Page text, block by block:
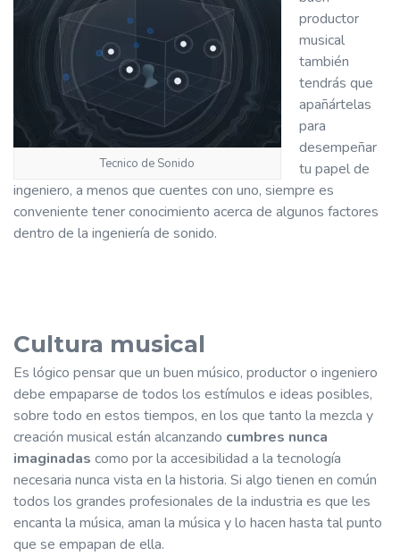
Tecnico de Sonido
productor
musical
también
tendrás que
apañártelas
para
desempeñar
tu papel de
ingeniero, a menos que cuentes con uno, siempre es
conveniente tener conocimiento acerca de algunos factores
dentro de la ingeniería de sonido.
Cultura musical
Es lógico pensar que un buen músico, productor o ingeniero
debe empaparse de todos los estímulos e ideas posibles,
sobre todo en estos tiempos, en los que tanto la mezcla y
creación musical están alcanzando cumbres nunca
imaginadas como por la accesibilidad a la tecnología
necesaria nunca vista en la historia. Si algo tienen en común
todos los grandes profesionales de la industria es que les
encanta la música, aman la música y lo hacen hasta tal punto
que se empapan de ella.